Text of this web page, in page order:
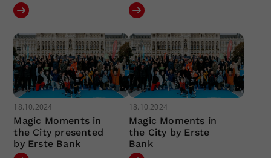
18.10.2024
Magic Moments in
the City presented
by Erste Bank
18.10.2024
Magic Moments in
the City by Erste
Bank